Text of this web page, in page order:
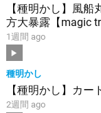
【種明かし】風
方大暴露【magic
1週間 ago
種明かし
【種明かし】カ
2週間 ago